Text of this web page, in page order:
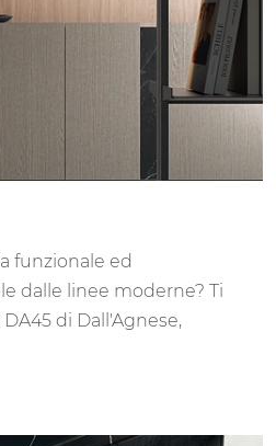
funzionale ed
dalle linee moderne? Ti
di Dall'Agnese,